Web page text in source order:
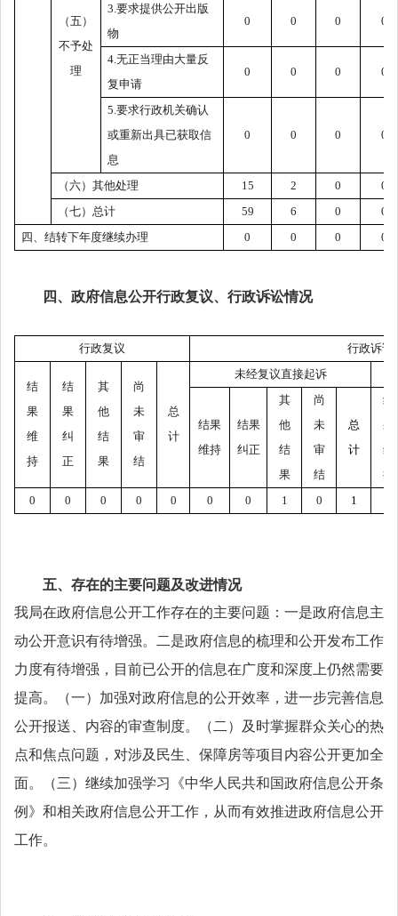
（五）
不予处
理
3.要求提供公开出版
物
0 0 0 0
4.无正当理由大量反
复申请
0 0 0 0
5.要求行政机关确认
或重新出具已获取信
息
0 0 0 0
（六）其他处理 15 2 0
0
（七）总计
59 6 0
0
四、结转下年度继续办理
0 0 0 0
四、政府信息公开行政复议、行政诉讼情况
行政复议 行政诉讼
结
果
维
持
结
果
纠
正
其
他
结
果
尚
未
审
结
总
计
未经复议直接起诉
结果
维持
结果
纠正
其
他
结
果
尚
未
审
结
总
计
结
果
维
持
0
0 0 0 0 0 0 1 0 1
五、存在的主要问题及改进情况
我局在政府信息公开工作存在的主要问题：一是政府信息主
动公开意识有待增强。二是政府信息的梳理和公开发布工作
力度有待增强，目前已公开的信息在广度和深度上仍然需要
提高。（一）加强对政府信息的公开效率，进一步完善信息
公开报送、内容的审查制度。（二）及时掌握群众关心的热
点和焦点问题，对涉及民生、保障房等项目内容公开更加全
面。（三）继续加强学习《中华人民共和国政府信息公开条
例》和相关政府信息公开工作，从而有效推进政府信息公开
工作。